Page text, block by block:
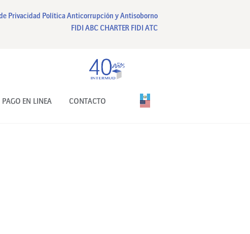
Privacidad Política Anticorrupción y Antisoborno
FIDI ABC CHARTER FIDI ATC
PAGO EN LINEA CONTACTO